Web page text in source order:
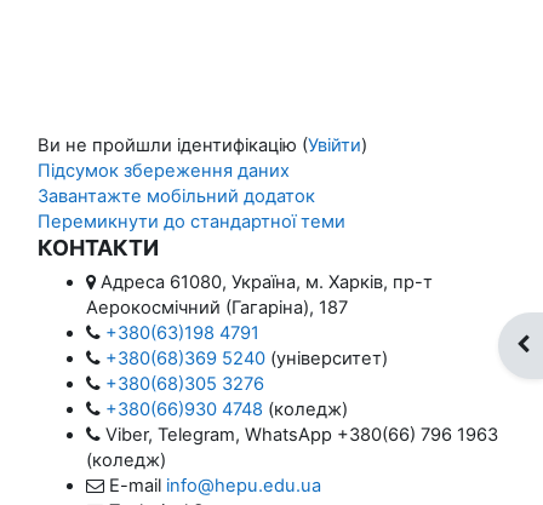
Ви не пройшли ідентифікацію (Увійти)
Підсумок збереження даних
Завантажте мобільний додаток
Перемикнути до стандартної теми
КОНТАКТИ
Адреса 61080, Україна, м. Харків, пр-т
Аерокосмічний (Гагаріна), 187
+380(63)198 4791
+380(68)369 5240 (університет)
+380(68)305 3276
+380(66)930 4748 (коледж)
Viber, Telegram, WhatsApp +380(66) 796 1963
(коледж)
E-mail info@hepu.edu.ua